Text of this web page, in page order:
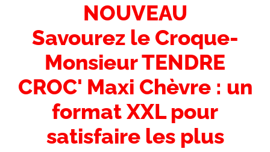
Introduction
Titre
NOUVEAU
Savourez le Croque-
Monsieur TENDRE
CROC' Maxi Chèvre : un
format XXL pour
satisfaire les plus